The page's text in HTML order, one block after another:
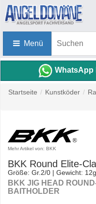
Menü
WhatsApp
Startseite / Kunstköder /
Mehr Artikel von: BKK
BKK Round Elite-
Größe: Gr.2/0 | Gewicht: 12g
BKK JIG HEAD
BAITHOLDER